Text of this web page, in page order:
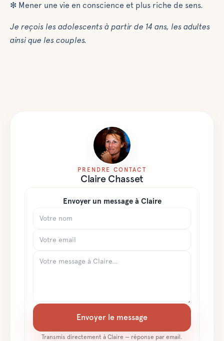
❇ Mener une vie en conscience et plus riche de sens.
Je reçois les adolescents à partir de 14 ans, les adultes
ainsi que les couples.
PRENDRE CONTACT
Claire Chasset
Envoyer un message à Claire
Envoyer le message
Transmis directement à Claire — réponse par email.